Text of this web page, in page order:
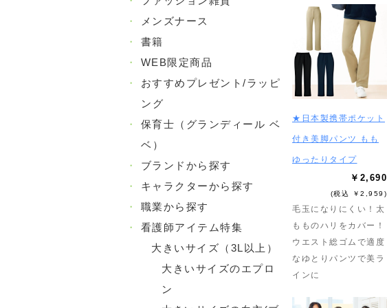
・
メンズナース
・
書籍
・
WEB限定商品
・
おすすめプレゼント/ラッピ
ング
・
保育士（グランディール ベ
ベ）
・
ブランドから探す
・
キャラクターから探す
・
職業から探す
・
看護師アイテム特集
大きいサイズ（3L以上）
大きいサイズのエプロ
ン
★日本製携帯ポケット
付き美脚パンツ もも
ゆったりタイプ
￥2,690
(税込 ￥2,959)
毛玉になりにくい！太
もものハリをカバー！
ウエスト総ゴムで適度
なゆとりパンツで美ラ
インに